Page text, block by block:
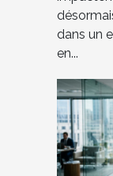
dans un
en...